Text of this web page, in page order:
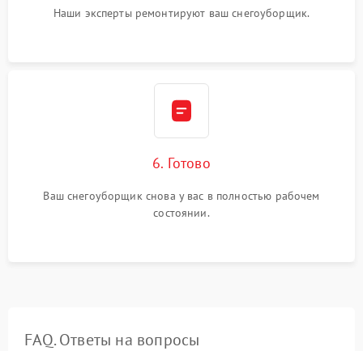
Наши эксперты ремонтируют ваш снегоуборщик.
6. Готово
Ваш снегоуборщик снова у вас в полностью рабочем
состоянии.
FAQ. Ответы на вопросы